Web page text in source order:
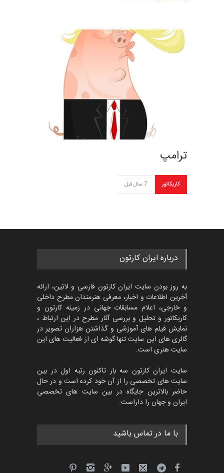
ترامپ
کاریکاتور 7 سال قبل
درباره ایران کارتون
به روز بودن سایت ایران کارتون فارسی و لاتین، ارائه
آخرین اطلاعات و اخبار، معرفی هنرمندان مطرح داخلی
و خارجی، اعلام مسابقات جهانی در زمینه کارتون و
کاریکاتور و تحلیل و بررسی آثار مطرح در این ارتباط ،
نمایش فیلم های آموزشی و گذاشتن هزاران تصویر در
گالری های این سایت تنها گوشه ای از فعالیت های این
سایت هنری است.
سایت ایران کارتون سه بار تاکنون رتبه اول در بین
سایت های تخصصی را از آن خود کرده است و در حال
حاضر بالاترین جایگاه در بین سایت های تخصصی
ایران و جهان را داراست.
با ما در تماس باشید